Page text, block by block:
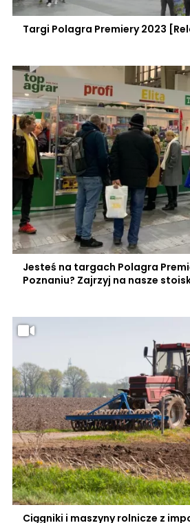
Targi Polagra Premiery 2023
Jesteś na targach Polagra
Poznaniu? Zajrzyj na nasze
Ciągniki i maszyny rolnicze z